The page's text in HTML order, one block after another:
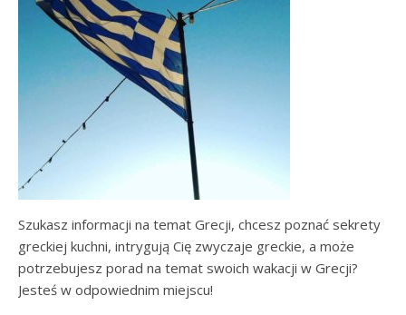
Szukasz informacji na temat Grecji, chcesz poznać sekrety
greckiej kuchni, intrygują Cię zwyczaje greckie, a może
potrzebujesz porad na temat swoich wakacji w Grecji?
Jesteś w odpowiednim miejscu!